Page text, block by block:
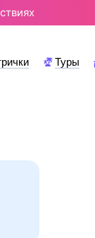
Туры